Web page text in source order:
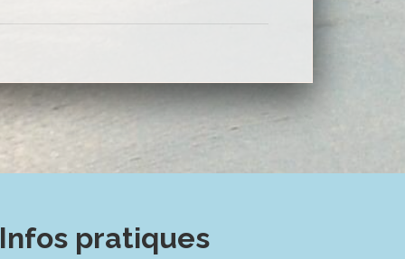
Infos pratiques